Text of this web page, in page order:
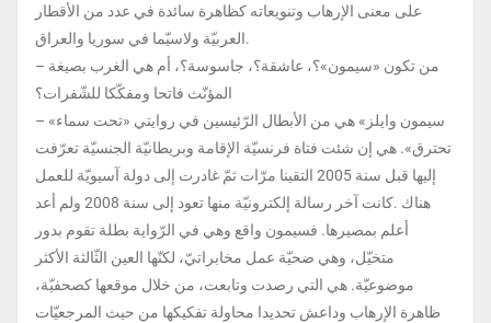
على معنى الإرهاب وتنويعاته كظاهرة سائدة في عدد من الأقطار
العربيّة ولاسيّما في سوريا والعراق.
– من تكون «سيمون»؟، عاشقة؟، جاسوسة؟، أم هي الغرب بصيغة
المؤنّث فاتحا ومفكّكا للشّفرات؟
– «سيمون وايلز» هي من الأبطال الرّئيسين في روايتي «تحت سماء
تحترق». هي إن شئت فتاة فرنسيّة الإقامة وبريطانيّة الجنسيّة تعرّفت
إليها قبل سنة 2005 التقينا مرّات ثمّ غادرت إلى دولة آسيويّة للعمل
هناك .كانت آخر رسالة إلكترونيّة منها تعود إلى سنة 2008 ولم أعد
أعلم بمصيرها. فسيمون واقع وهي في الرّواية بطلة تقوم بدور
متخيّل، وهي ضحيّة عمل مخابراتيّ، لكنّها العين الثّالثة الأكثر
موضوعيّة. هي التي رصدت وتابعت، من خلال موقعها كصحفيّة،
ظاهرة الإرهاب وداعش تحديدا محاولة تفكيكها من حيث المرجعيّات